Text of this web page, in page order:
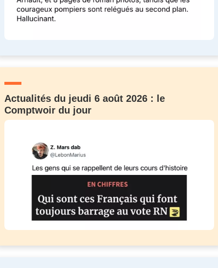
Actualités du jeudi 6 août 2026 : le
Comptwoir du jour